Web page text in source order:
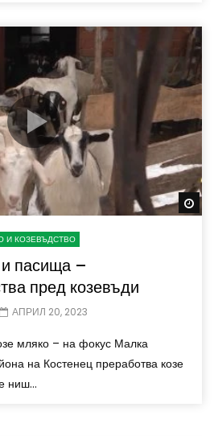
И КОЗЕВЪДСТВО
пасища –
пред козевъди
АПРИЛ 20, 2023
мляко – на фокус Малка
на Костенец преработва козе
ниш...